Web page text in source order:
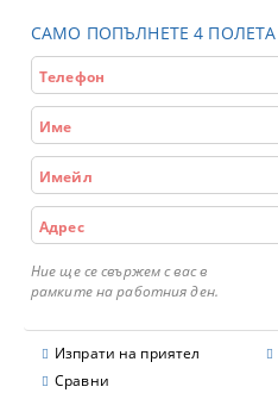
САМО ПОПЪЛНЕТЕ 4 ПОЛЕТА
Ние ще се свържем с вас в
рамките на работния ден.
Изпрати на приятел
Сравни